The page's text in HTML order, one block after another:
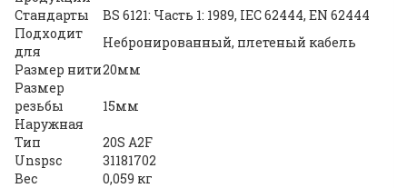
Стандарты
BS 6121: Часть 1: 1989, IEC 62444, EN 62444
Подходит
для
Небронированный, плетеный кабель
Размер нити20мм
Размер
резьбы
Наружная
15мм
Тип
20S A2F
Unspsc
31181702
Вес
0,059 кг